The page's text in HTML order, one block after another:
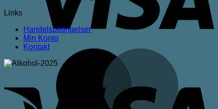
Links
Handelsbetingelser
Min Konto
Kontakt